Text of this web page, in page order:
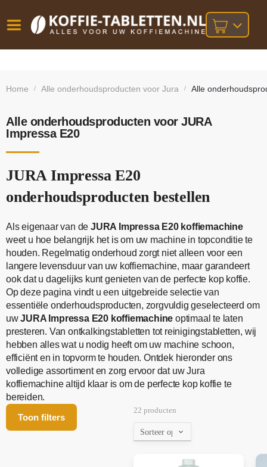
besteld,
bij orders
Home / Alle onderhoudsproducten voor Jura / Alle
Alle onderhoudsproducten voor JURA
Impressa E20
JURA Impressa E20
onderhoudsproducten bestellen
Als eigenaar van de JURA Impressa E20 koffiemachine
weet u hoe belangrijk het is om uw machine in topconditie te
houden. Regelmatig onderhoud zorgt niet alleen voor een
langere levensduur van uw koffiemachine, maar garandeert
ook dat u dagelijks kunt genieten van de perfecte kop koffie.
Op deze pagina vindt u een uitgebreide selectie van
essentiële onderhoudsproducten, zorgvuldig geselecteerd om
uwJURA Impressa E20 koffiemachine optimaal te laten
presteren. Van ontkalkingstabletten tot reinigingstabletten, wij
hebben alles wat u nodig heeft om uw machine schoon,
efficiënt en in topvorm te houden. Ontdek hieronder ons
volledige assortiment en zorg ervoor dat uw Jura
koffiemachine altijd klaar is om de perfecte kop koffie te
bereiden.
Toon filters
22 producten